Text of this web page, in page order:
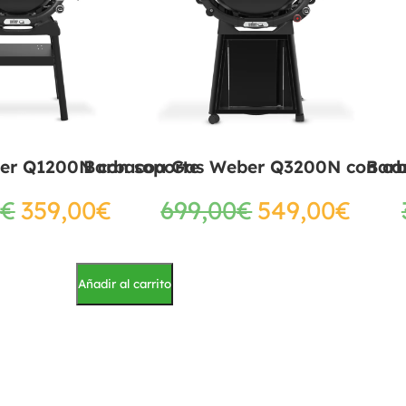
Q1200N con soporte
€359,00€
Barbacoa Gas Weber Q3200N con
699,00€549,00€
Añadir al carrito